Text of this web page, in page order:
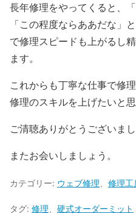
長年修理をやってくると、
「この程度ならああだな」
で修理スピードも上がるし
ます。
これからも丁寧な仕事で修
修理のスキルを上げたいと思
ご清聴ありがとうございまし
またお会いしましょう。
カテゴリー: ウェブ修理 修理工
タグ: 修理 硬式オーダーミット